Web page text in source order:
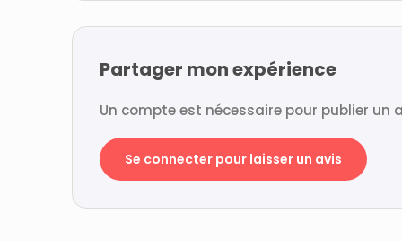
Partager mon expérience
Un compte est nécessaire pour publier un
Se connecter pour laisser un avis